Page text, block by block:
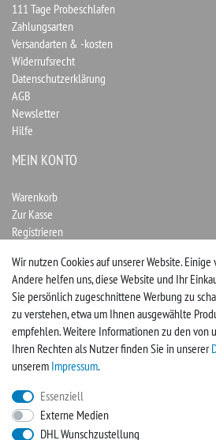
111 Tage Probeschlafen
Zahlungsarten
Versandarten & -kosten
Widerrufsrecht
Datenschutzerklärung
AGB
Newsletter
Hilfe
MEIN KONTO
Warenkorb
Zur Kasse
Registrieren
Vertrag widerrufen
UNTERNEHMEN
Kontakt
Impressum
FACEBOOK
Wir nutzen Cookies auf unserer Website.
Andere helfen uns, diese Website und Ihr
Sie persönlich zugeschnittene Werbung zu
zu verstehen, etwa um Ihnen ausgewählte
empfehlen. Weitere Informationen zu den von
Ihren Rechten als Nutzer finden Sie in unserer
unserem Impressum.
Essenziell
Externe Medien
DHL Wunschzustellung